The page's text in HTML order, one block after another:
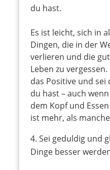
du hast.
Es ist leicht, sich in
Dingen, die in der
verlieren und die
Leben zu
das Positive und sei
du hast – auch
dem Kopf und
ist mehr, als
Sei geduldig und
Dinge besser